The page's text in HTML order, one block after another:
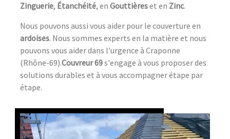
Zinguerie, Étanchéité, en Gouttièreset en Zinc.
Nous pouvons aussi vous aider pour le couverture en
ardoises. Nous sommes experts en la matière et nous
pouvons vous aider dans l'urgence à Craponne
(Rhône-69).Couvreur 69s'engage à vous proposer des
solutions durables et à vous accompagner étape par
étape.